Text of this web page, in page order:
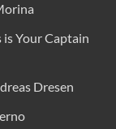
is Your Captain
Dresen